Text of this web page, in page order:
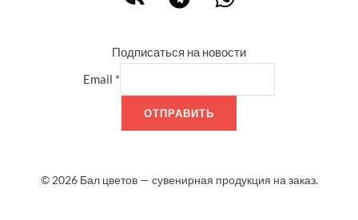
Подписаться на новости
Email *
ОТПРАВИТЬ
© 2026 Бал цветов — сувенирная продукция на заказ.